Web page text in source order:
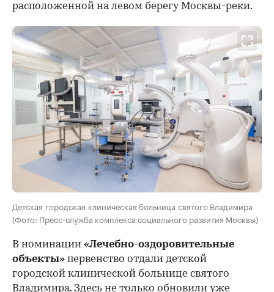
расположенной на левом берегу Москвы-реки.
Детская городская клиническая больница святого Владимира
(Фото: Пресс-служба комплекса социального развития Москвы)
В номинации «Лечебно-оздоровительные
объекты» первенство отдали детской
городской клинической больнице святого
Владимира. Здесь не только обновили уже